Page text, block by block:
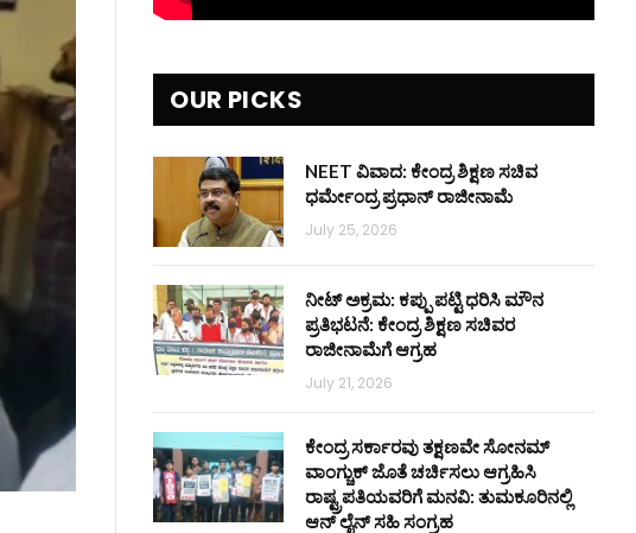
OUR PICKS
NEET ವಿವಾದ: ಕೇಂದ್ರ ಶಿಕ್ಷಣ ಸಚಿವ
ಧರ್ಮೇಂದ್ರ ಪ್ರಧಾನ್ ರಾಜೀನಾಮೆ
July 25, 2026
ನೀಟ್ ಅಕ್ರಮ: ಕಪ್ಪು ಪಟ್ಟಿ ಧರಿಸಿ ಮೌನ
ಪ್ರತಿಭಟನೆ: ಕೇಂದ್ರ ಶಿಕ್ಷಣ ಸಚಿವರ
ರಾಜೀನಾಮೆಗೆ ಆಗ್ರಹ
July 21, 2026
ಕೇಂದ್ರ ಸರ್ಕಾರವು ತಕ್ಷಣವೇ ಸೋನಮ್
ವಾಂಗ್ಚುಕ್ ಜೊತೆ ಚರ್ಚಿಸಲು ಆಗ್ರಹಿಸಿ
ರಾಷ್ಟ್ರಪತಿಯವರಿಗೆ ಮನವಿ: ತುಮಕೂರಿನಲ್ಲಿ
ಆನ್‌ ಲೈನ್ ಸಹಿ ಸಂಗ್ರಹ